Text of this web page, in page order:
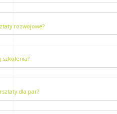
rozwojowe?
szkolenia?
dla par?